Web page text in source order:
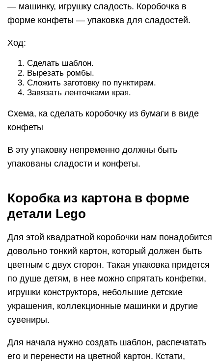
— машинку, игрушку сладость. Коробочка в
форме конфеты — упаковка для сладостей.
Ход:
Сделать шаблон.
Вырезать ромбы.
Сложить заготовку по пунктирам.
Завязать ленточками края.
Схема, ка сделать коробочку из бумаги в виде
конфеты
В эту упаковку непременно должны быть
упакованы сладости и конфеты.
Коробка из картона в форме
детали Lego
Для этой квадратной коробочки нам понадобится
довольно тонкий картон, который должен быть
цветным с двух сторон. Такая упаковка придется
по душе детям, в нее можно спрятать конфетки,
игрушки конструктора, небольшие детские
украшения, коллекционные машинки и другие
сувениры.
Для начала нужно создать шаблон, распечатать
его и перенести на цветной картон. Кстати,